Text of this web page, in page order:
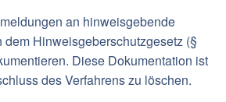
an hinweisgebende
dem Hinweisgeberschutzgesetz (§
Diese Dokumentation ist
des Verfahrens zu löschen.